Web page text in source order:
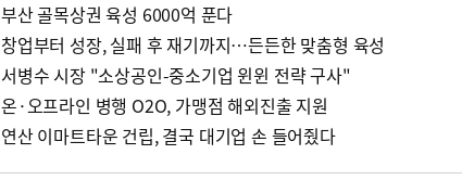
부산 골목상권 육성 6000억 푼다
창업부터 성장, 실패 후 재기까지…든든한 맞춤형 육성
서병수 시장 "소상공인-중소기업 윈윈 전략 구사"
온·오프라인 병행 O2O, 가맹점 해외진출 지원
연산 이마트타운 건립, 결국 대기업 손 들어줬다